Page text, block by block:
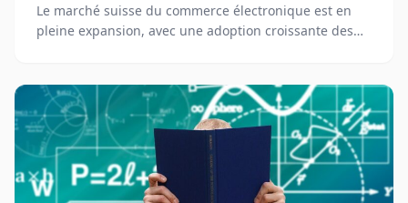
Le marché suisse du commerce électronique est en
pleine expansion, avec une adoption croissante des
et choisir les bonnes plateformes logicielles et les
services numériques adaptés à leurs besoins.